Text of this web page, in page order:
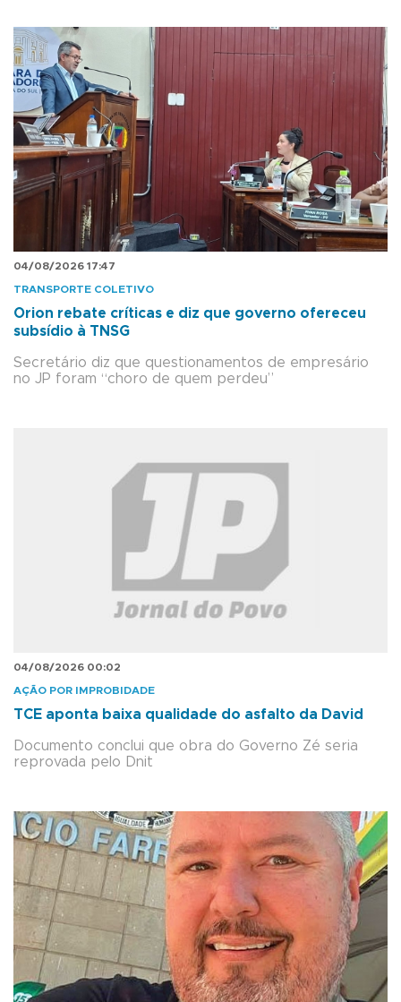
04/08/2026 17:47
TRANSPORTE COLETIVO
Orion rebate críticas e diz que governo ofereceu
subsídio à TNSG
Secretário diz que questionamentos de empresário
no JP foram “choro de quem perdeu”
04/08/2026 00:02
AÇÃO POR IMPROBIDADE
TCE aponta baixa qualidade do asfalto da David
Documento conclui que obra do Governo Zé seria
reprovada pelo Dnit